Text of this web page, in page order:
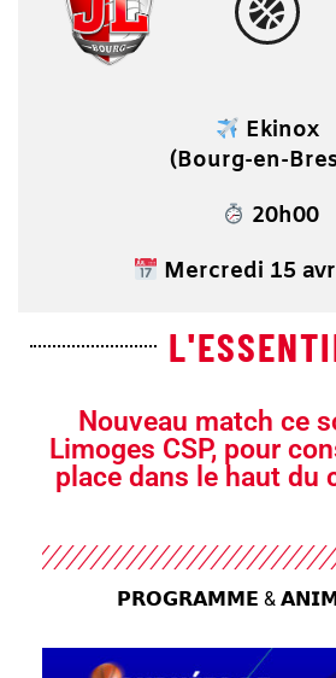
Ekinox
(Bourg-en-
20h00
Mercredi 15
Nouveau match ce
Limoges CSP, pour
place dans le haut du
𝗣𝗥𝗢𝗚𝗥𝗔𝗠𝗠𝗘 &